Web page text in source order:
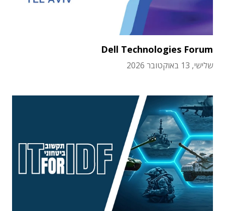
Dell Technologies Forum
שלישי, 13 באוקטובר 2026